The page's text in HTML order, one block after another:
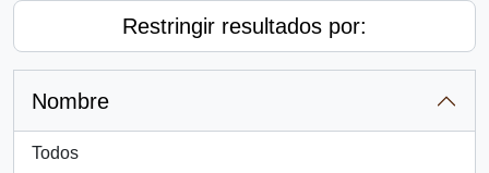
Restringir resultados por:
Nombre
Todos